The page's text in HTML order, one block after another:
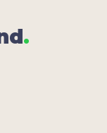
.